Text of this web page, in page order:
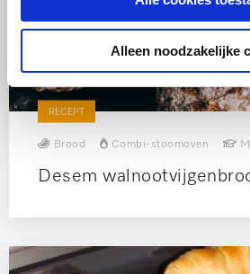
Alleen noodzakelijke
RECEPT
Brood Combi-stoomoven
Desem